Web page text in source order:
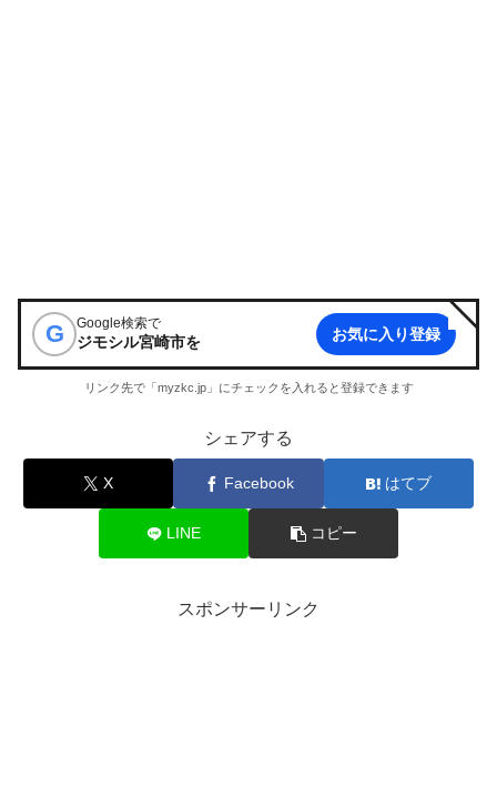
G Google検索で
ジモシル宮崎市を お気に入り登録
リンク先で「myzkc.jp」にチェックを入れると登録できます
シェアする
X Facebook はてブ
LINE コピー
スポンサーリンク